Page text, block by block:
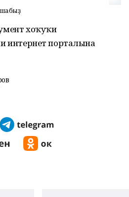
хоҡуҡи
интернет порталына